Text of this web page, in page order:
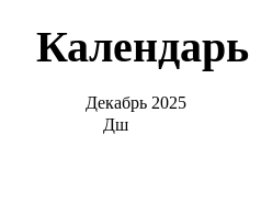
Календарь
Декабрь 2025
Дш